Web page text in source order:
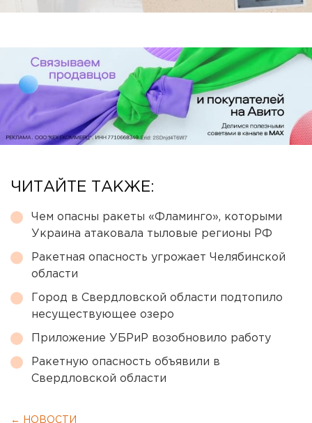
ЧИТАЙТЕ ТАКЖЕ:
Чем опасны ракеты «Фламинго», которыми
Украина атаковала тыловые регионы РФ
Ракетная опасность угрожает Челябинской
области
Город в Свердловской области подтопило
несуществующее озеро
Приложение УБРиР возобновило работу
Ракетную опасность объявили в
Свердловской области
← НОВОСТИ